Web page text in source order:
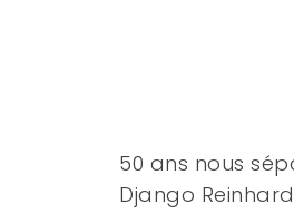
50 ans nous
Django